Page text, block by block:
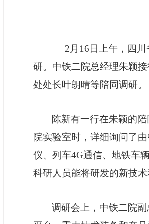
2 月 16 日上午，四
研。中铁二院总经理朱颖
处处长叶朗晴等陪同调研。
陈新有一行在朱颖的
院实验室时，详细询问了
仪、列车4G通信、地铁车
科研人员能将研发的新技
调研会上，中铁二院